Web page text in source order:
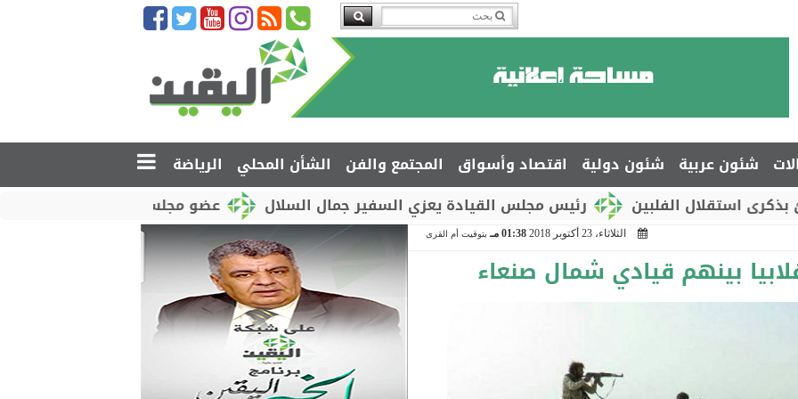
شئون عربية شئون دولية اقتصاد وأسواق المجتمع والفن الشأن المحلي
الرياضة
عضو مجلس القيادة محمود الصبيحي يدشّن
رئيس مجلس القيادة يعزي السفير جمال السلال الفلبين
الثلاثاء، 23 أكتوبر 2018 01:38 مـ بتوقيت أم القرى